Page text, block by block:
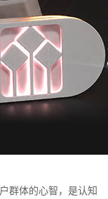
群体的心智，是认知